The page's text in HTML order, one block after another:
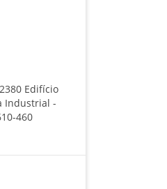
Edifício
Industrial -
460